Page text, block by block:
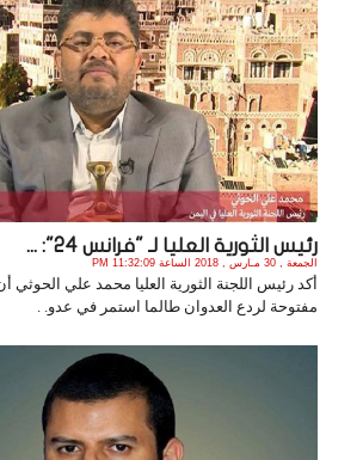
رئيس الثورية العليا لـ "فرانس 24": ...
الجمعة , 30 مـارس , 2018 الساعة 11:32:09 PM
أكد رئيس اللجنة الثورية العليا محمد علي الحوثي
مفتوحة لردع العدوان طالما استمر في عدو. .